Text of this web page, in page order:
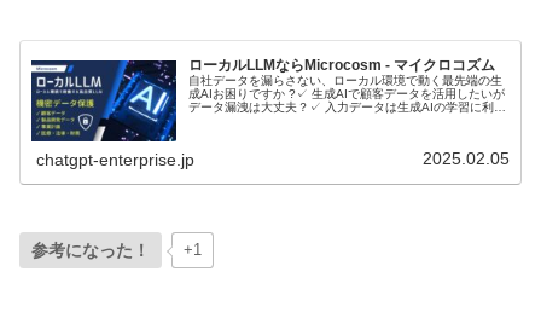
ローカルLLMならMicrocosm - マイクロコズム
自社データを漏らさない、ローカル環境で動く最先端の生
成AIお困りですか ?✓ 生成AIで顧客データを活用したいが
データ漏洩は大丈夫？✓ 入力データは生成AIの学習に利用
chatgpt-enterprise.jp 2025.02.05
参考になった！ +1